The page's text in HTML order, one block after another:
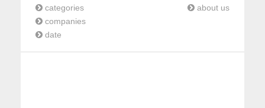
categories
companies
date
about us